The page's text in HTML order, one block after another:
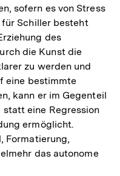
sofern es von Stress
Schiller besteht
des
die Kunst die
zu werden und
eine bestimmte
kann er im Gegenteil
eine Regression
ermöglicht.
Formatierung,
das autonome